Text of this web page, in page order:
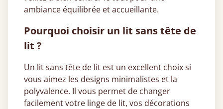
ambiance équilibrée et accueillante.
Pourquoi choisir un lit sans tête de
lit ?
Un lit sans tête de lit est un excellent choix si
vous aimez les designs minimalistes et la
polyvalence. Il vous permet de changer
facilement votre linge de lit, vos décorations